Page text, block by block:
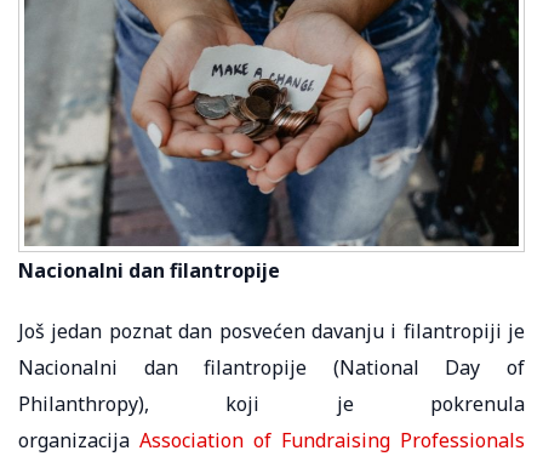
Nacionalni dan filantropije
Još jedan poznat dan posvećen davanju i filantropiji je
Nacionalni dan filantropije (National Day of
Philanthropy), koji je pokrenula
organizacija Association of Fundraising Professionals